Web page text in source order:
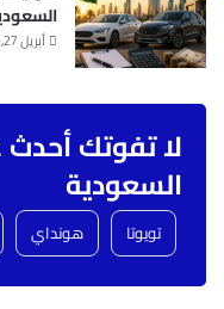
أبريل 27, 2026
لا تفوتك
السعودية
تويوتا هونداي